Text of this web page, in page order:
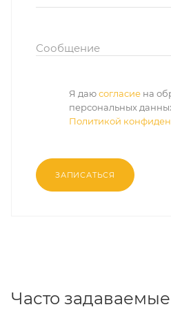
Сообщение
Я даюсогласие на
персональных
Политикой
ЗАПИСАТЬСЯ
Часто